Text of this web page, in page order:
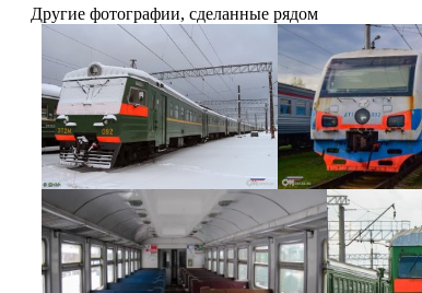
Другие фотографии, сделанные рядом